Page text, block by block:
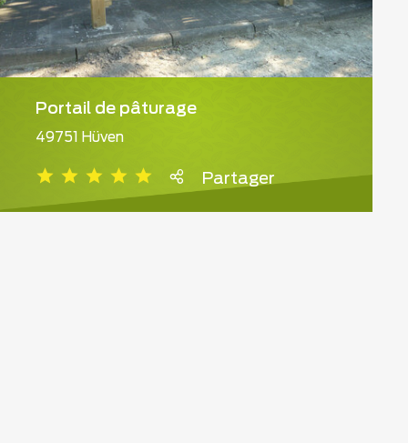
Portail de pâturage
49751 Hüven
Partager